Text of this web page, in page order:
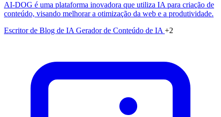
AI-DOG é uma plataforma inovadora que utiliza IA para criação de
conteúdo, visando melhorar a otimização da web e a produtividade.
Escritor de Blog de IA Gerador de Conteúdo de IA +2